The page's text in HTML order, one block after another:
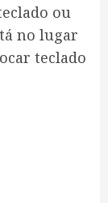
ou
no lugar
teclado